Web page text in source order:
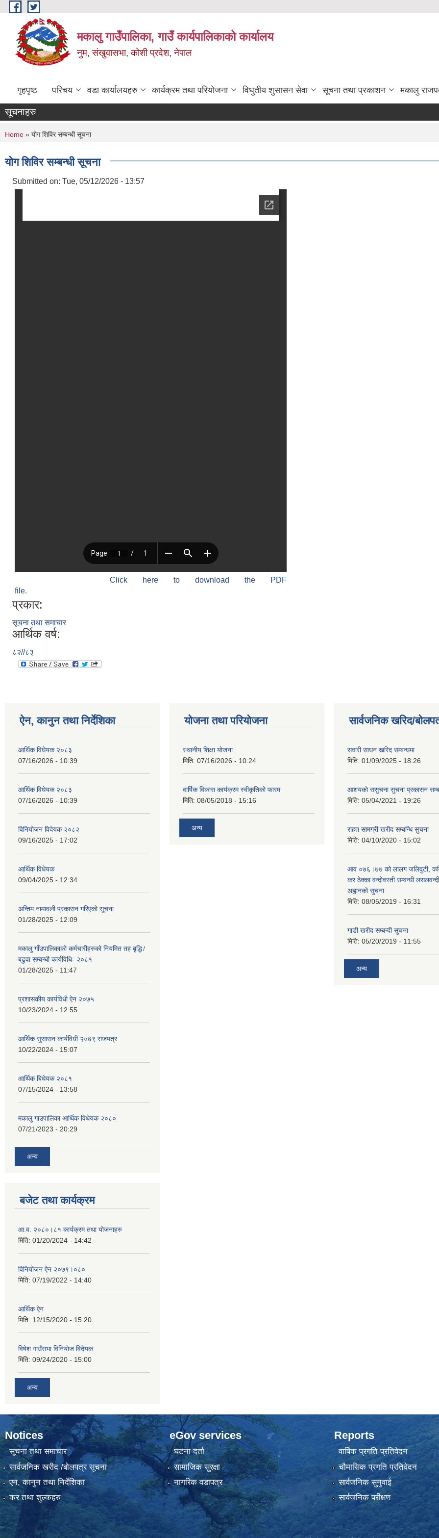
Skip to main content
मकालु गाउँपालिका, गाउँ कार्यपालिकाको कार्यालय
नुम, संखुवासभा, कोशी प्रदेश, नेपाल
गृहपृष्ठ परिचय वडा कार्यालयहरु कार्यक्रम तथा परियोजना विधुतीय शुसासन सेवा सूचना तथा प्रकाशन मकालु
सूचनाहरु
You are here
Home » योग शिविर सम्बन्धी सूचना
योग शिविर सम्बन्धी सूचना
Submitted on: Tue, 05/12/2026 - 13:57
Click here to download the PDF
file.
प्रकार:
सूचना तथा समाचार
आर्थिक वर्ष:
८२//८३
ऐन, कानुन तथा निर्देशिका
आर्थिक विधेयक २०८३
07/16/2026 - 10:39
आर्थिक विधेयक २०८३
07/16/2026 - 10:39
विनियोजन विदेयक २०८२
09/16/2025 - 17:02
आर्थिक विधेयक
09/04/2025 - 12:34
अन्तिम नामावली प्रकासन गरिएको सूचना
01/28/2025 - 12:09
मकालु गाँउपालिकाको कर्मचारीहरुको नियमित तह बृद्धि ̸
बढुवा सम्बन्धी कार्यविधि- २०८१
01/28/2025 - 11:47
प्रशासकीय कार्यविधी ऐन २०७५
10/23/2024 - 12:55
आर्थिक सुसासन कार्यविधी २०७९ राजपत्र
10/22/2024 - 15:07
आर्थिक बिधेयक २०८१
07/15/2024 - 13:58
मकालु गाउपालिका आर्थिक विधेयक २०८०
07/21/2023 - 20:29
अन्य
बजेट तथा कार्यक्रम
आ.व. २०८०।८१ कार्यक्रम तथा योजनाहरु
मिति: 01/20/2024 - 14:42
विनियोजन ऐन २०७९।०८०
मिति: 07/19/2022 - 14:40
आर्थिक ऐन
मिति: 12/15/2020 - 15:20
विषेश गाउँसभा विनियाेज विदेयक
मिति: 09/24/2020 - 15:00
अन्य
योजना तथा परियोजना
स्थानीय शिक्षा योजना
मिति: 07/16/2026 - 10:24
वार्षिक विकास कार्यक्रम स्वीकृतिको फारम
मिति: 08/05/2018 - 15:16
अन्य
सार्वजनिक खरिद/
सवारी साधन खरिद सम्बन्धमा
मिति: 01/09/2025 - 18:26
आशयको ससुचना सुचना प्रकासन
मिति: 05/04/2021 - 19:26
राहत सामग्री खरीद सम्बन्धि सुचना
मिति: 04/10/2020 - 15:02
आव ०७६।७७ को लालग जलिवुटी,
कर ठेक्का वन्दोवस्ती सम्वन्धी
अह्वानको सुचना
मिति: 08/05/2019 - 16:31
गाडी खरीद सम्बन्दी सुचना
मिति: 05/20/2019 - 11:55
अन्य
Notices
सूचना तथा समाचार
सार्वजनिक खरीद /बोलपत्र सूचना
एन, कानुन तथा निर्देशिका
कर तथा शुल्कहरु
eGov services
घटना दर्ता
सामाजिक सुरक्षा
नागरिक वडापत्र
Reports
वार्षिक प्रगति प्रतिवेदन
चौमासिक प्रगति प्रतिवेदन
सार्वजनिक सुनुवाई
सार्वजनिक परीक्षण